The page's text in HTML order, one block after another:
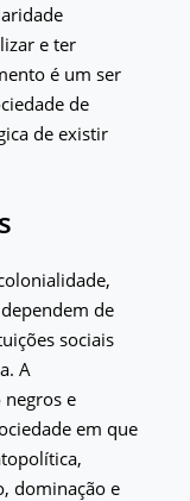
e ter
é um ser
de
de existir
de
sociais
A
e
em que
dominação e